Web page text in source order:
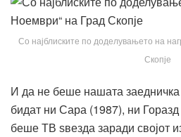
Со најблиските по доделувањето на
Скопје
И да не беше нашата
бидат ни Сара (1987), ни
беше ТВ ѕвезда заради својот